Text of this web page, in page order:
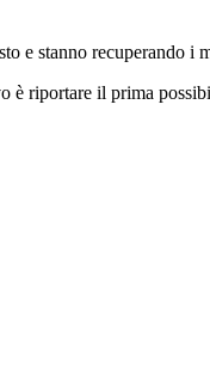
e stanno recuperando
è riportare il prima